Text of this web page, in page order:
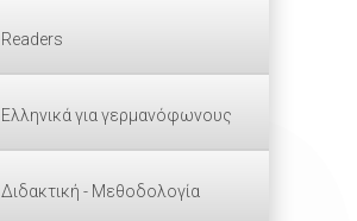
Readers
Ελληνικά για γερμανόφωνους
Διδακτική - Μεθοδολογία